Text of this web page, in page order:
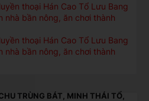
thoại Hán Cao Tổ Lưu Bang
bần nông, ăn chơi thành
thoại Hán Cao Tổ Lưu Bang
bần nông, ăn chơi thành
TRÙNG BÁT, MINH THÁI TỔ,